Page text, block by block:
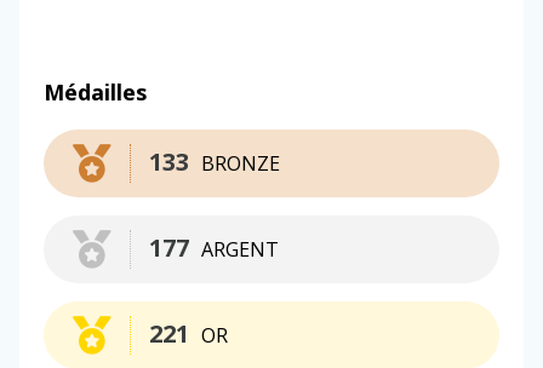
Médailles
BRONZE
133
ARGENT
177
OR
221